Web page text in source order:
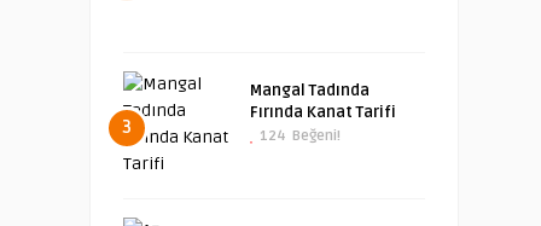
3
Mangal Tadında
Fırında Kanat Tarifi
124 Beğeni!